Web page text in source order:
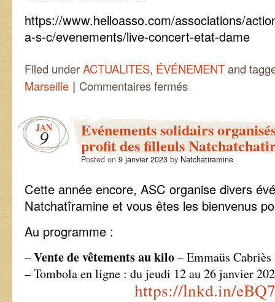
https://www.helloasso.com/associations/
a-s-c/evenements/live-concert-etat-dame
Filed underACTUALITES, ÉVÉNEMENTand
Marseille | Commentaires fermés
Marseille
le
9
Fevrier
JAN
9 Evénements solidairs
profit des filleuls
Posted on 9 janvier 2023 by Natchatiramine
Cette année encore, ASC organise divers
Natchatîramine et vous êtes les bienvenus
Au programme :
–Vente de vêtements au kilo– Emmaüs
– Tombola en ligne : du jeudi 12 au 26 janvier
https://lnkd.in/